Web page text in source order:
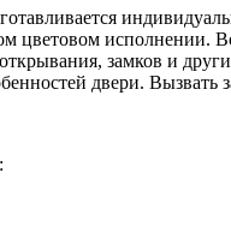
цветовом исполнении.
замков и
двери. Вызвать